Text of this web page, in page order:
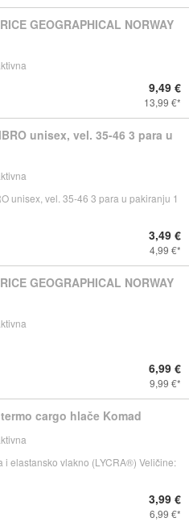
GEOGRAPHICAL NORWAY
9,49 €
13,99 €
unisex, vel. 35-46 3 para u
unisex, vel. 35-46 3 para u pakiranju 1
3,49 €
4,99 €
GEOGRAPHICAL NORWAY
6,99 €
9,99 €
cargo hlače Komad
i elastansko vlakno (LYCRA®) Veličine:
3,99 €
6,99 €